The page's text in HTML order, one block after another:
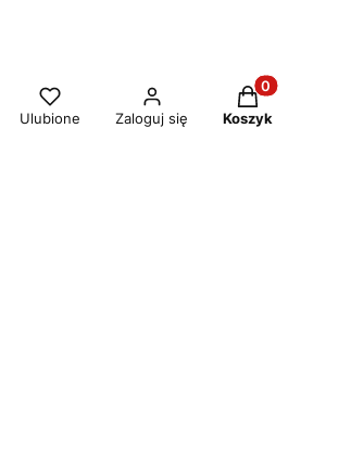
Ulubione Zaloguj się
Produkty w
Koszyk